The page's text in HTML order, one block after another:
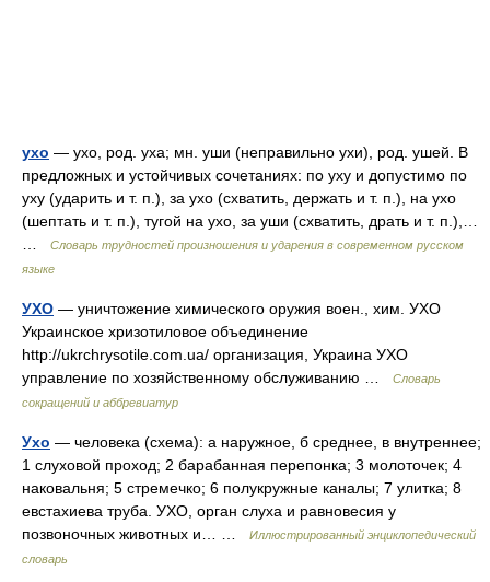
ухо — ухо, род. уха; мн. уши (неправильно ухи), род. ушей. В
предложных и устойчивых сочетаниях: по уху и допустимо по
уху (ударить и т. п.), за ухо (схватить, держать и т. п.), на ухо
(шептать и т. п.), тугой на ухо, за уши (схватить, драть и т. п.),…
Словарь трудностей произношения и ударения в современном русском
языке
УХО — уничтожение химического оружия воен., хим. УХО
Украинское хризотиловое объединение
http://ukrchrysotile.com.ua/​ организация, Украина УХО
управление по хозяйственному обслуживанию …
Словарь
сокращений и аббревиатур
Ухо — человека (схема): а наружное, б среднее, в внутреннее;
1 слуховой проход; 2 барабанная перепонка; 3 молоточек; 4
наковальня; 5 стремечко; 6 полукружные каналы; 7 улитка; 8
евстахиева труба. УХО, орган слуха и равновесия у
позвоночных животных и… …
Иллюстрированный энциклопедический
словарь